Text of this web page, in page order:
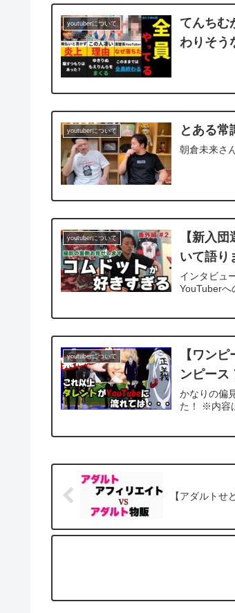
youtuberについて
てんちむ
わりそう
youtuberについて とある常
朝倉未来さ
youtuberについて
【新入
いて語り
インタビュ
YouTuberへ
youtuberについて
【ワン
ンピース
かなりの偏
た！ ※内容
【アダルト